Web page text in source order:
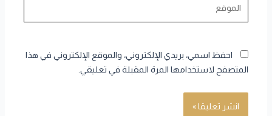
احفظ اسمي، بريدي الإلكتروني، والموقع الإلكتروني في هذا
المتصفح لاستخدامها المرة المقبلة في تعليقي.